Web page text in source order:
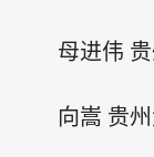
母进伟
向嵩 贵